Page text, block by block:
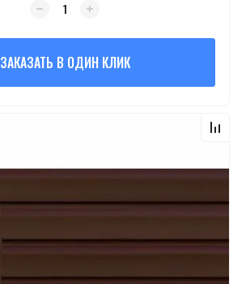
ЗАКАЗАТЬ В ОДИН КЛИК